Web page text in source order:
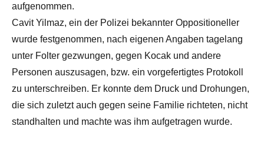
aufgenommen.
Cavit Yilmaz, ein der Polizei bekannter Oppositioneller
wurde festgenommen, nach eigenen Angaben tagelang
unter Folter gezwungen, gegen Kocak und andere
Personen auszusagen, bzw. ein vorgefertigtes Protokoll
zu unterschreiben. Er konnte dem Druck und Drohungen,
die sich zuletzt auch gegen seine Familie richteten, nicht
standhalten und machte was ihm aufgetragen wurde.